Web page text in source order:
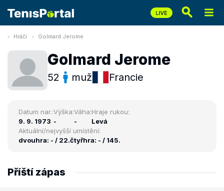
Hráči Golmard Jerome
Golmard Jerome
52 muž Francie
Datum nar.:
9. 9. 1973
Výška:
-
Váha:
-
Hraje rukou:
Levá
Aktuální/nejvyšší umístění:
dvouhra: - / 22.čtyřhra: - / 145.
Příští zápas